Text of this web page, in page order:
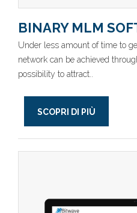
BINARY MLM
Under less amount of time to
network can be achieved
possibility to attract..
SCOPRI DI PIÙ